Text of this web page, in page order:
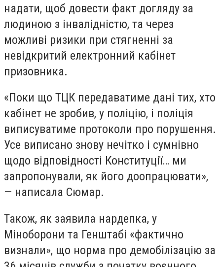
надати, щоб довести факт догляду за
людиною з інвалідністю, та через
можливі ризики при стягненні за
невідкритий електронний кабінет
призовника.
«Поки що ТЦК передаватиме дані тих, хто
кабінет не зробив, у поліцію, і поліція
виписуватиме протоколи про порушення.
Усе виписано знову нечітко і сумнівно
щодо відповідності Конституції… ми
запропонували, як його доопрацювати»,
— написала Сюмар.
Також, як заявила нардепка, у
Міноборони та Генштабі «фактично
визнали», що норма про демобілізацію за